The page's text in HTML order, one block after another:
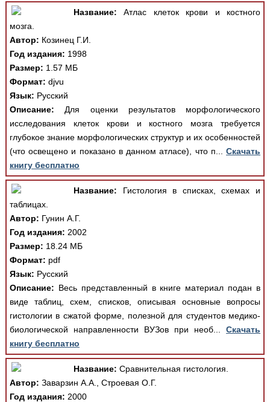
Название: Атлас клеток крови и костного
мозга.
Автор: Козинец Г.И.
Год издания: 1998
Размер: 1.57 МБ
Формат: djvu
Язык: Русский
Описание: Для оценки результатов морфологического
исследования клеток крови и костного мозга требуется
глубокое знание морфологических структур и их особенностей
(что освещено и показано в данном атласе), что п...Скачать
книгу бесплатно
Название: Гистология в списках, схемах и
таблицах.
Автор: Гунин А.Г.
Год издания: 2002
Размер: 18.24 МБ
Формат: pdf
Язык: Русский
Описание: Весь представленный в книге материал подан в
виде таблиц, схем, списков, описывая основные вопросы
гистологии в сжатой форме, полезной для студентов медико-
биологической направленности ВУЗов при необ...Скачать
книгу бесплатно
Название: Сравнительная гистология.
Автор: Заварзин А.А., Строевая О.Г.
Год издания: 2000